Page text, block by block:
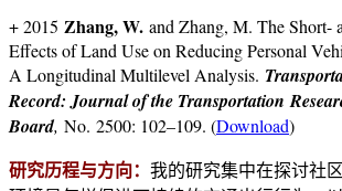
+ 2015 Zhang, W. and Zhang, M. The Short-
Effects of Land Use on Reducing Personal
A Longitudinal Multilevel Analysis.
Record: Journal of the Transportation
Board, No. 2500: 102–109. (Download)
研究历程与方向： 我的研究集中在探讨社